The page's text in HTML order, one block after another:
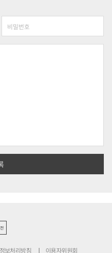
보처리방침 이용자위원회